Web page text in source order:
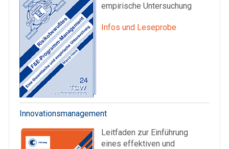
empirische Untersuchung
Infos und Leseprobe
Innovationsmanagement
Leitfaden zur Einführung
eines effektiven und